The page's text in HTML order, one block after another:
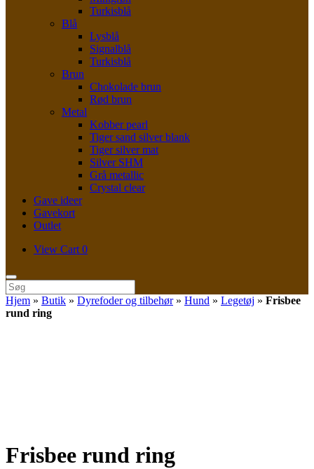
Turkisblå
Blå
Lysblå
Signalblå
Turkisblå
Brun
Chokolade brun
Rød brun
Metal
Kobber pearl
Tiger sand silver blank
Tiger silver mat
Silver SHM
Grå metallic
Crystal clear
Gave ideer
Gavekort
Outlet
View
View Cart 0
Søg
efter:
Hjem » Butik » Dyrefoder og tilbehør» Hund » Legetøj » Frisbee
rund ring
Frisbee rund ring